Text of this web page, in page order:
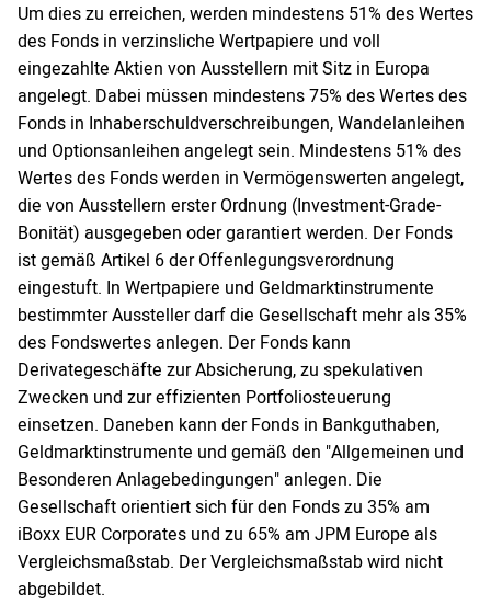
Um dies zu erreichen, werden mindestens 51% des Wertes
des Fonds in verzinsliche Wertpapiere und voll
eingezahlte Aktien von Ausstellern mit Sitz in Europa
angelegt. Dabei müssen mindestens 75% des Wertes des
Fonds in Inhaberschuldverschreibungen, Wandelanleihen
und Optionsanleihen angelegt sein. Mindestens 51% des
Wertes des Fonds werden in Vermögenswerten angelegt,
die von Ausstellern erster Ordnung (Investment-Grade-
Bonität) ausgegeben oder garantiert werden. Der Fonds
ist gemäß Artikel 6 der Offenlegungsverordnung
eingestuft. In Wertpapiere und Geldmarktinstrumente
bestimmter Aussteller darf die Gesellschaft mehr als 35%
des Fondswertes anlegen. Der Fonds kann
Derivategeschäfte zur Absicherung, zu spekulativen
Zwecken und zur effizienten Portfoliosteuerung
einsetzen. Daneben kann der Fonds in Bankguthaben,
Geldmarktinstrumente und gemäß den "Allgemeinen und
Besonderen Anlagebedingungen" anlegen. Die
Gesellschaft orientiert sich für den Fonds zu 35% am
iBoxx EUR Corporates und zu 65% am JPM Europe als
Vergleichsmaßstab. Der Vergleichsmaßstab wird nicht
abgebildet.